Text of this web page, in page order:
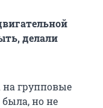
делали
на групповые
но не